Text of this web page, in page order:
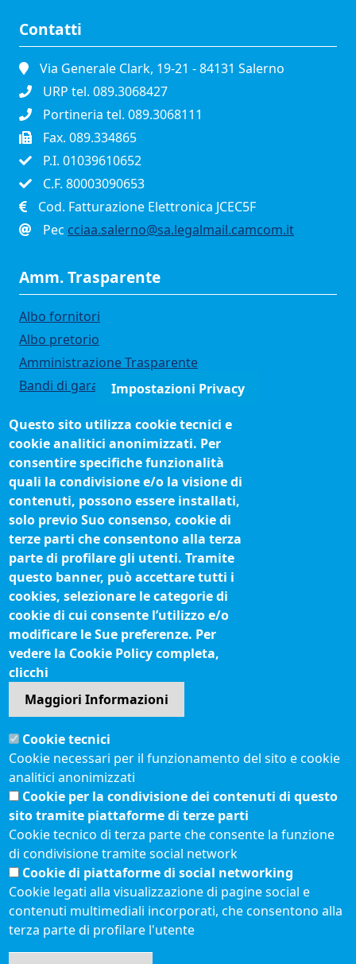
Contatti
Via Generale Clark, 19-21 - 84131 Salerno
URP tel. 089.3068427
Portineria tel. 089.3068111
Fax. 089.334865
P.I. 01039610652
C.F. 80003090653
Cod. Fatturazione Elettronica JCEC5F
Pec cciaa.salerno@sa.legalmail.camcom.it
Amm. Trasparente
Albo fornitori
Albo pretorio
Amministrazione Trasparente
Bandi di gara
Concorsi e selezioni
Organigramma
Procedimenti (come fare per)
Siti tematici
Biblioteca camerale
Fatturazione elettronica
IBAN pagamenti alla CCIAA
Questionari soddisfazione utenti
Seguici su
Sito web
Accesso riservato
Mappa del sito
Redazione
Statistiche di accesso
Visite totali al portale: 2642267
Menù privacy
Feed RSS
Note legali
© 2021 Camere di
Commercio d'Italia
Impostazioni Privacy
Questo sito utilizza cookie tecnici e
cookie analitici anonimizzati. Per
consentire specifiche funzionalità
quali la condivisione e/o la visione di
contenuti, possono essere installati,
solo previo Suo consenso, cookie di
terze parti che consentono alla terza
parte di profilare gli utenti. Tramite
questo banner, può accettare tutti i
cookies, selezionare le categorie di
cookie di cui consente l’utilizzo e/o
modificare le Sue preferenze. Per
vedere la Cookie Policy completa,
clicchi
Maggiori Informazioni
Cookie tecnici
Cookie necessari per il funzionamento del sito e cookie
analitici anonimizzati
Cookie per la condivisione dei contenuti di questo
sito tramite piattaforme di terze parti
Cookie tecnico di terza parte che consente la funzione
di condivisione tramite social network
Cookie di piattaforme di social networking
Cookie legati alla visualizzazione di pagine social e
contenuti multimediali incorporati, che consentono alla
terza parte di profilare l'utente